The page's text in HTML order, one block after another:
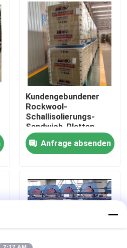
Kundengebundener
Rockwool-
Schallisolierungs-
Sandwich-Platten-
Wand-Stahl
schalldicht
Anfrage absenden